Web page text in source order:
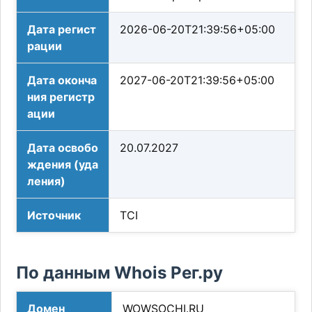
Дата регист
рации
2026-06-20T21:39:56+05:00
Дата оконча
ния регистр
ации
2027-06-20T21:39:56+05:00
Дата освобо
ждения (уда
ления)
20.07.2027
Источник TCI
По данным Whois Рег.ру
Домен WOWSOCHI.RU